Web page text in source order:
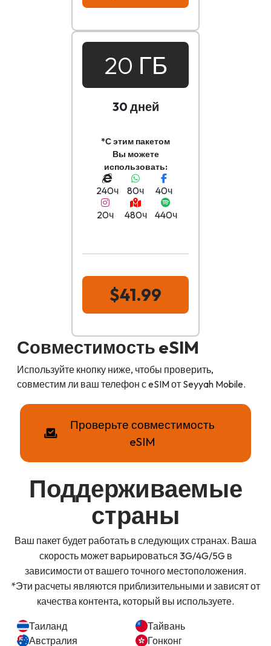
20 ГБ
30 дней
*С этим пакетом
Вы можете
использовать:
240ч 80ч
40ч
20ч
480ч 440ч
$41.99
Совместимость eSIM
Используйте кнопку ниже, чтобы проверить,
совместим ли ваш телефон с eSIM от Seyyah Mobile.
Проверьте совместимость
eSIM
Поддерживаемые
страны
Ваш пакет будет работать в следующих странах. Ваша
скорость может варьироваться 3G/4G/5G в
зависимости от вашего точного местоположения.
*Эти расчеты являются приблизительными и зависят от
качества контента, который вы используете.
Таиланд
Тайвань
Австралия
Гонконг